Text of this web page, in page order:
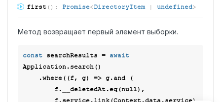
first ( ) : Promise<DirectoryItem| undefined>
Метод возвращает первый элемент выборки.
const searchResults = await
Application.search()
    .where(
(f, g) => g.and (
        f.__deletedAt.eq(
null),